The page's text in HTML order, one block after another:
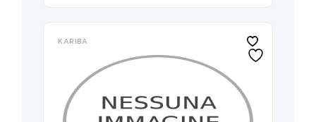
KARIBA